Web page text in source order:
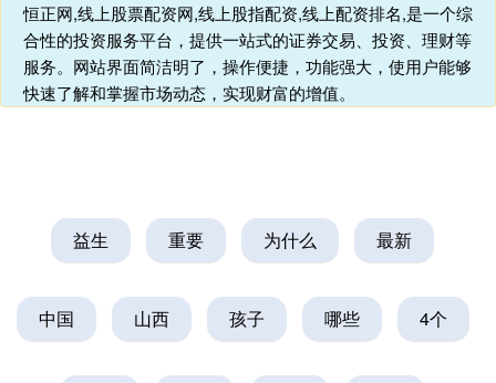
恒正网,线上股票配资网,线上股指配资,线上配资排名,是一个综
合性的投资服务平台，提供一站式的证券交易、投资、理财等
服务。网站界面简洁明了，操作便捷，功能强大，使用户能够
快速了解和掌握市场动态，实现财富的增值。
益生 重要 为什么 最新
中国 山西 孩子 哪些 4个